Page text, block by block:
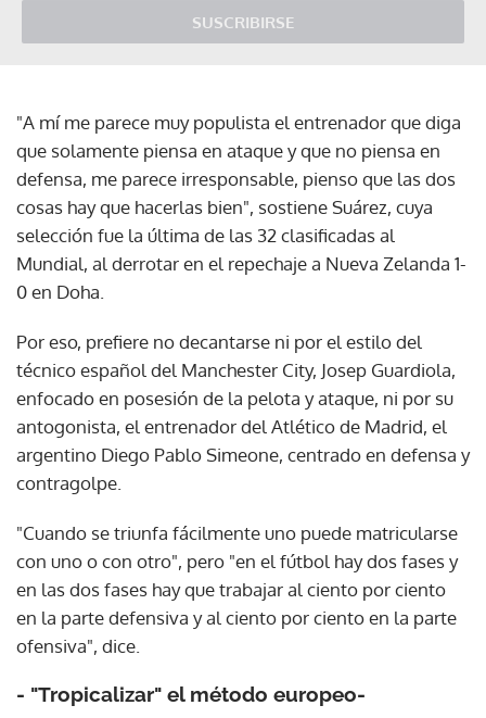
SUSCRIBIRSE
"A mí me parece muy populista el entrenador que diga
que solamente piensa en ataque y que no piensa en
defensa, me parece irresponsable, pienso que las dos
cosas hay que hacerlas bien", sostiene Suárez, cuya
selección fue la última de las 32 clasificadas al
Mundial, al derrotar en el repechaje a Nueva Zelanda 1-
0 en Doha.
Por eso, prefiere no decantarse ni por el estilo del
técnico español del Manchester City, Josep Guardiola,
enfocado en posesión de la pelota y ataque, ni por su
antogonista, el entrenador del Atlético de Madrid, el
argentino Diego Pablo Simeone, centrado en defensa y
contragolpe.
"Cuando se triunfa fácilmente uno puede matricularse
con uno o con otro", pero "en el fútbol hay dos fases y
en las dos fases hay que trabajar al ciento por ciento
en la parte defensiva y al ciento por ciento en la parte
ofensiva", dice.
- "Tropicalizar" el método europeo-